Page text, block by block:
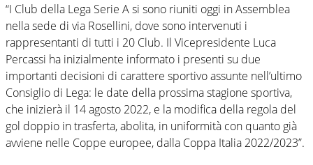
“I Club della Lega Serie A si sono riuniti oggi in Assemblea
nella sede di via Rosellini, dove sono intervenuti i
rappresentanti di tutti i 20 Club. Il Vicepresidente Luca
Percassi ha inizialmente informato i presenti su due
importanti decisioni di carattere sportivo assunte nell’ultimo
Consiglio di Lega: le date della prossima stagione sportiva,
che inizierà il 14 agosto 2022, e la modifica della regola del
gol doppio in trasferta, abolita, in uniformità con quanto già
avviene nelle Coppe europee, dalla Coppa Italia 2022/2023”.